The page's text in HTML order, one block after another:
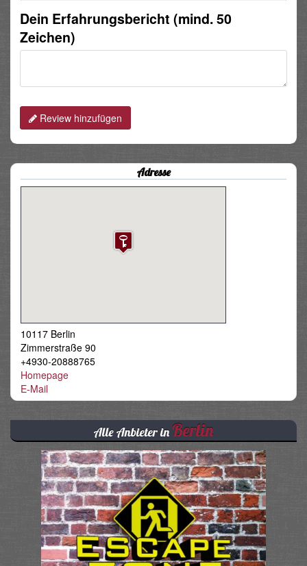
Dein Erfahrungsbericht (mind. 50
Zeichen)
Review hinzufügen
Adresse
10117 Berlin
Zimmerstraße 90
+4930-20888765
Homepage
E-Mail
Alle Anbieter inBerlin